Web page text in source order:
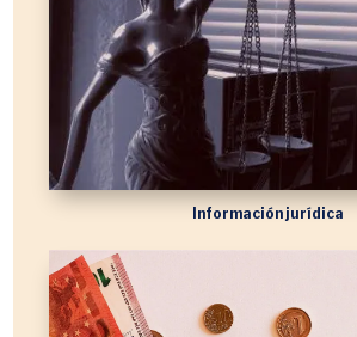
Información jurídica